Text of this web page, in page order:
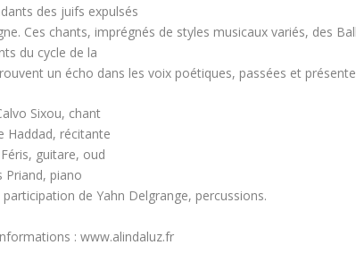
des juifs expulsés
Ces chants, imprégnés de styles musicaux variés, des
du cycle de la
un écho dans les voix poétiques, passées et
Sixou, chant
Haddad, récitante
guitare, oud
Priand, piano
participation de Yahn Delgrange, percussions.
: www.alindaluz.fr